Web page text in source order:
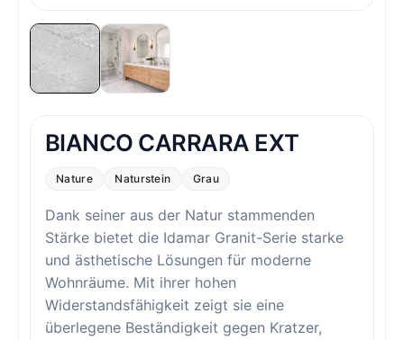
BIANCO CARRARA EXT
Nature Naturstein Grau
Dank seiner aus der Natur stammenden
Stärke bietet die Idamar Granit-Serie starke
und ästhetische Lösungen für moderne
Wohnräume. Mit ihrer hohen
Widerstandsfähigkeit zeigt sie eine
überlegene Beständigkeit gegen Kratzer,